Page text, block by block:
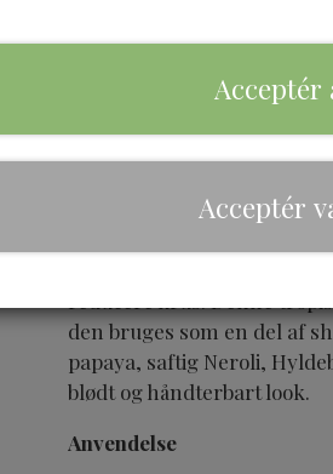
Shea Moisture
Denne Papaya & Neroli
reducere krus. Denne
den bruges som en del af
papaya, saftig Neroli,
blødt og håndterbart look.
Anvendelse
Acceptér
Acceptér